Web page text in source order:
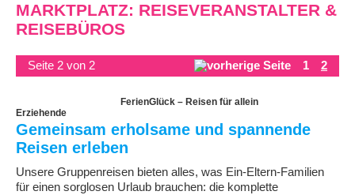
MARKTPLATZ: REISEVERANSTALTER &
REISEBÜROS
Seite 2 von 2 1 2
FerienGlück – Reisen für allein
Erziehende
Gemeinsam erholsame und spannende
Reisen erleben
Unsere Gruppenreisen bieten alles, was Ein-Eltern-Familien
für einen sorglosen Urlaub brauchen: die komplette